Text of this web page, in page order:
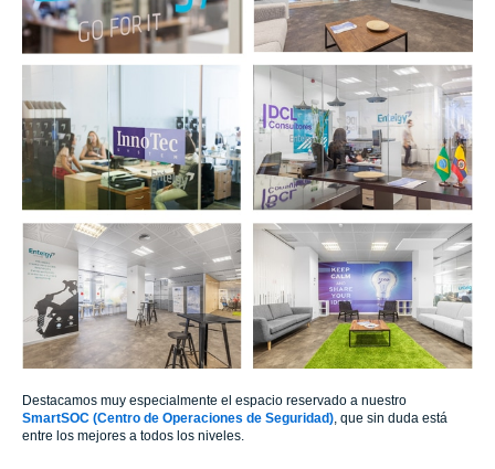
Destacamos muy especialmente el espacio reservado a nuestro
SmartSOC (Centro de Operaciones de Seguridad) , que sin duda está
entre los mejores a todos los niveles.